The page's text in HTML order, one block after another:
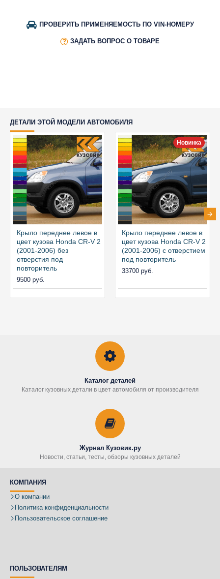
ПРОВЕРИТЬ ПРИМЕНЯЕМОСТЬ ПО VIN-НОМЕРУ
ЗАДАТЬ ВОПРОС О ТОВАРЕ
ДЕТАЛИ ЭТОЙ МОДЕЛИ АВТОМОБИЛЯ
Крыло переднее левое в
цвет кузова Honda CR-V 2
(2001-2006) без
отверстия под
повторитель
9500 руб.
Новинка
Крыло переднее левое в
цвет кузова Honda CR-V 2
(2001-2006) с отверстием
под повторитель
33700 руб.
Каталог деталей
Каталог кузовных детали в цвет автомобиля от производителя
Журнал Кузовик.ру
Новости, статьи, тесты, обзоры кузовных деталей
КОМПАНИЯ
О компании
Политика конфиденциальности
Пользовательское соглашение
ПОЛЬЗОВАТЕЛЯМ